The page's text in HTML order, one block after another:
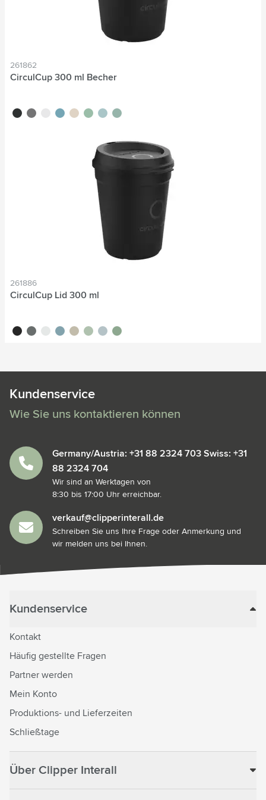
261862
CirculCup 300 ml Becher
noir gris pierre
blanc cassé
bleu moyen
beigevert clairbleu clairvert moyen
261886
CirculCup Lid 300 ml
noir gris pierre
blanc cassé
bleu moyen
beigevert clairbleu clairvert moyen
Kundenservice
Wie Sie uns kontaktieren können
Germany/Austria: +31 88 2324 703 Swiss: +31
88 2324 704
Wir sind an Werktagen von
8:30 bis 17:00 Uhr erreichbar.
verkauf@clipperinterall.de
Schreiben Sie uns Ihre Frage oder Anmerkung und
wir melden uns bei Ihnen.
Kundenservice
Kontakt
Häufig gestellte Fragen
Partner werden
Mein Konto
Produktions- und Lieferzeiten
Schließtage
Über Clipper Interall